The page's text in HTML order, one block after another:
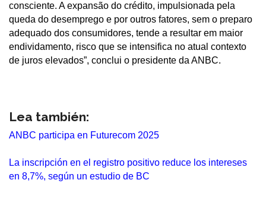
consciente. A expansão do crédito, impulsionada pela
queda do desemprego e por outros fatores, sem o preparo
adequado dos consumidores, tende a resultar em maior
endividamento, risco que se intensifica no atual contexto
de juros elevados”, conclui o presidente da ANBC.
Lea también:
ANBC participa en Futurecom 2025
La inscripción en el registro positivo reduce los intereses
en 8,7%, según un estudio de BC